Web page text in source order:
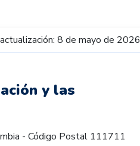
8 de mayo de 2026
y las
- Código Postal 111711